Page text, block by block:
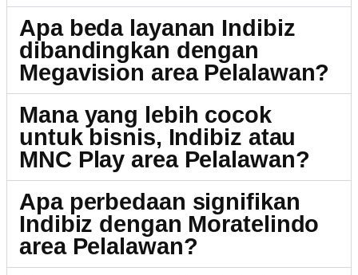
Apa beda layanan Indibiz
dibandingkan dengan
Megavision area Pelalawan?
Mana yang lebih cocok
untuk bisnis, Indibiz atau
MNC Play area Pelalawan?
Apa perbedaan signifikan
Indibiz dengan Moratelindo
area Pelalawan?